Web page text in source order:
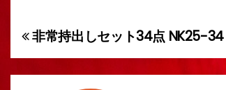
投
稿
非常持出しセット34点 NK25-34